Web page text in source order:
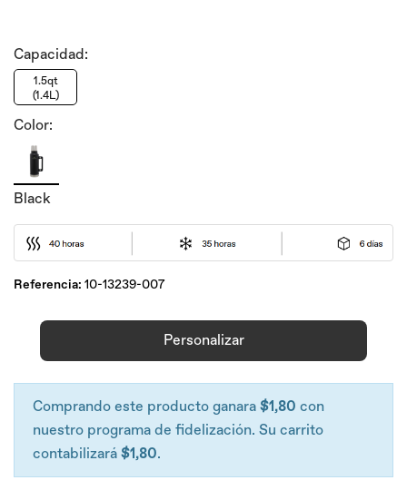
Capacidad:
1.5qt
(1.4L)
Color:
Black
Referencia: 10-13239-007
Personalizar
Comprando este producto ganara $1,80 con
nuestro programa de fidelización. Su carrito
contabilizará $1,80.